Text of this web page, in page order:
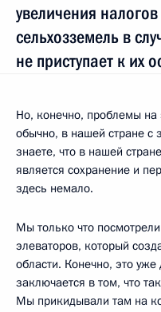
увеличения
сельхозземель в
не приступает к их
Но, конечно, проблемы на
обычно, в нашей стране с
знаете, что в нашей
является сохранение и
здесь немало.
Мы только что
элеваторов, который
области. Конечно, это
заключается в том, что
Мы прикидывали там на